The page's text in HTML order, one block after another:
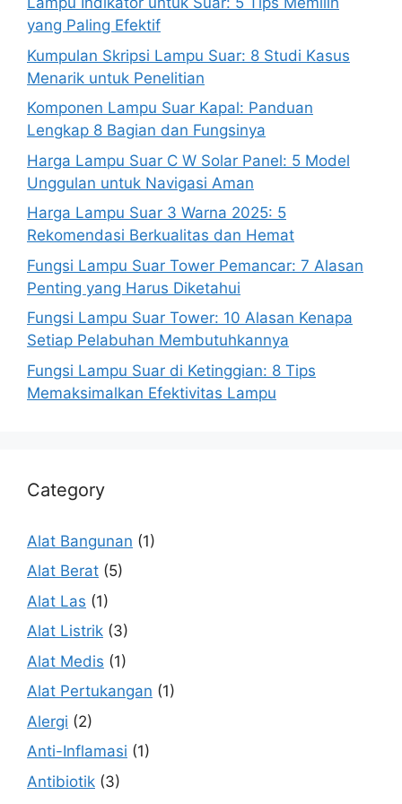
yang Paling Efektif
Kumpulan Skripsi Lampu Suar: 8 Studi Kasus
Menarik untuk Penelitian
Komponen Lampu Suar Kapal: Panduan
Lengkap 8 Bagian dan Fungsinya
Harga Lampu Suar C W Solar Panel: 5 Model
Unggulan untuk Navigasi Aman
Harga Lampu Suar 3 Warna 2025: 5
Rekomendasi Berkualitas dan Hemat
Fungsi Lampu Suar Tower Pemancar: 7 Alasan
Penting yang Harus Diketahui
Fungsi Lampu Suar Tower: 10 Alasan Kenapa
Setiap Pelabuhan Membutuhkannya
Fungsi Lampu Suar di Ketinggian: 8 Tips
Memaksimalkan Efektivitas Lampu
Category
Alat Bangunan (1)
Alat Berat (5)
Alat Las (1)
Alat Listrik (3)
Alat Medis (1)
Alat Pertukangan (1)
Alergi (2)
Anti-Inflamasi (1)
Antibiotik (3)